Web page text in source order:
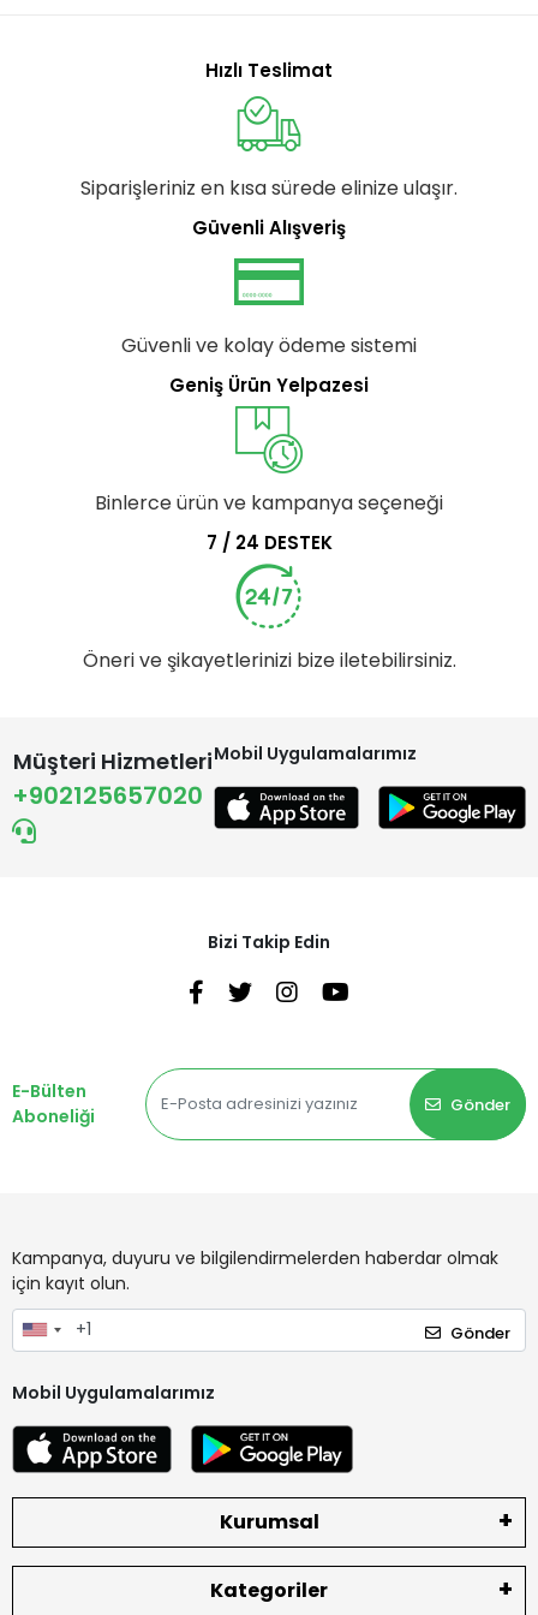
Hızlı Teslimat
Siparişleriniz en kısa sürede elinize ulaşır.
Güvenli Alışveriş
Güvenli ve kolay ödeme sistemi
Geniş Ürün Yelpazesi
Binlerce ürün ve kampanya seçeneği
7 / 24 DESTEK
Öneri ve şikayetlerinizi bize iletebilirsiniz.
Müşteri Hizmetleri
+902125657020
Mobil Uygulamalarımız
Bizi Takip Edin
E-Bülten
Aboneliği
Gönder
Kampanya, duyuru ve bilgilendirmelerden haberdar olmak
için kayıt olun.
Gönder
Mobil Uygulamalarımız
Kurumsal
Kategoriler